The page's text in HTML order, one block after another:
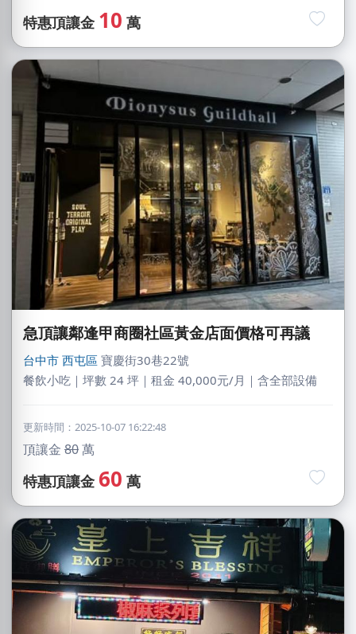
特惠頂讓金 10 萬
急頂讓鄰逢甲商圈社區黃金店面價格可再議
台中市 西屯區 寶慶街30巷22號
餐飲小吃｜坪數 24 坪｜租金 40,000元/月｜含全部設備
更新時間：2025-10-07 16:22:48
頂讓金 80萬
特惠頂讓金 60 萬